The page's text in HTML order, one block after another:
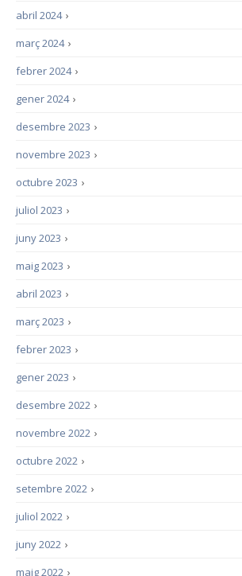
›
abril 2024
›
març 2024
›
febrer 2024
›
gener 2024
›
desembre 2023
›
novembre 2023
›
octubre 2023
›
juliol 2023
›
juny 2023
›
maig 2023
›
abril 2023
›
març 2023
›
febrer 2023
›
gener 2023
›
desembre 2022
›
novembre 2022
›
octubre 2022
›
setembre 2022
›
juliol 2022
›
juny 2022
›
maig 2022